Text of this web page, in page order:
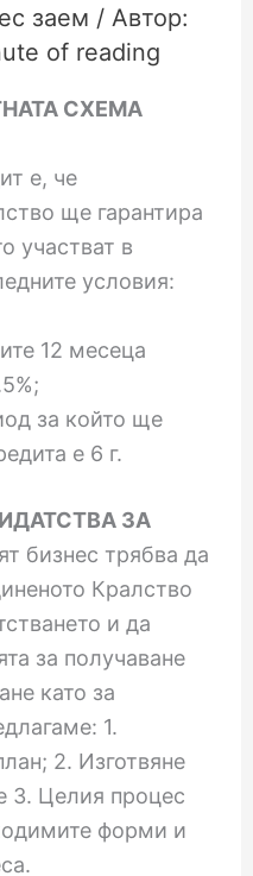
заем / Автор:
of reading
СХЕМА
е, че
ще гарантира
участват в
условия:
12 месеца
за който ще
е 6 г.
ЗА
бизнес трябва да
Кралство
и да
за получаване
като за
1.
2. Изготвяне
3. Целия процес
форми и